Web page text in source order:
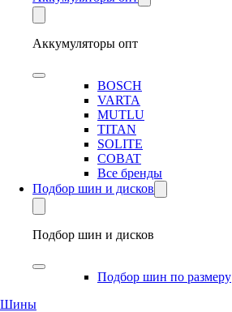
Аккумуляторы опт
BOSCH
VARTA
MUTLU
TITAN
SOLITE
COBAT
Все бренды
Подбор шин и дисков
Подбор шин и дисков
Подбор шин по размеру
Шины